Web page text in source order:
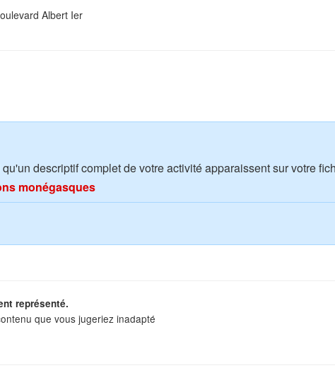
Albert Ier
descriptif complet de votre activité apparaissent sur votre
monégasques
représenté.
que vous jugeriez inadapté